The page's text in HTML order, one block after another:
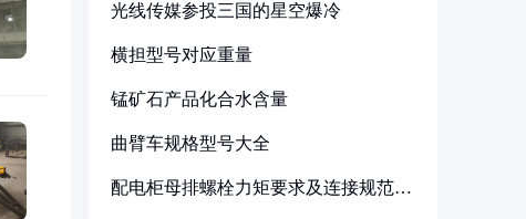
光线传媒参投三国的星空爆冷
横担型号对应重量
锰矿石产品化合水含量
曲臂车规格型号大全
配电柜母排螺栓力矩要求及连接规范详